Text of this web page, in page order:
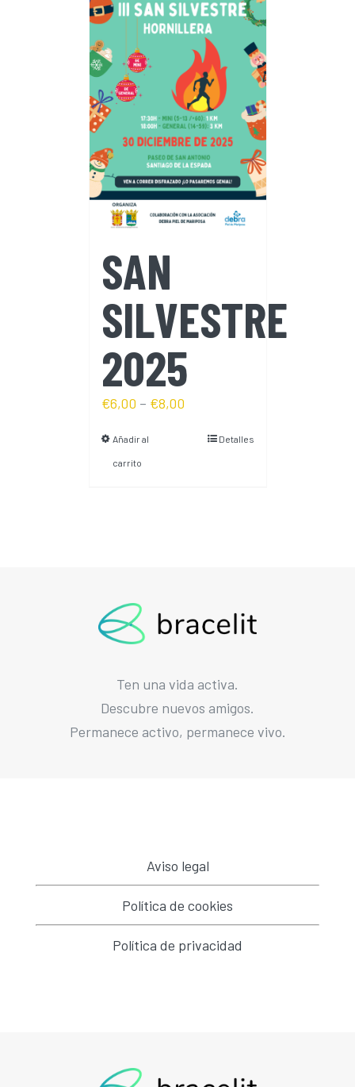
SAN
SILVESTRE
2025
€6,00 – €8,00
Añadir al
carrito
Detalles
Ten una vida activa.
Descubre nuevos amigos.
Permanece activo, permanece vivo.
Aviso legal
Política de cookies
Política de privacidad